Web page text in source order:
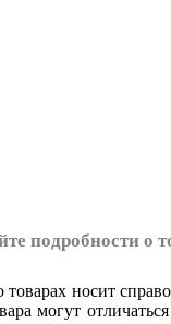
подробности о
носит
могут